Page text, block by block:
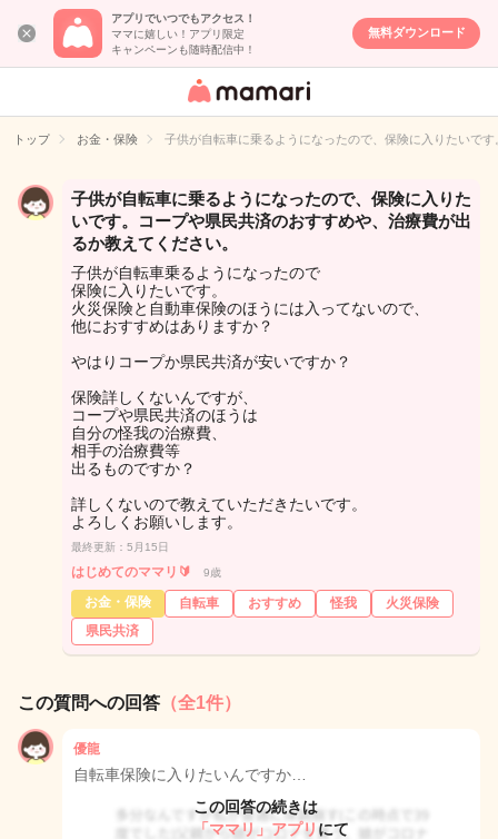
アプリでいつでもアクセス！
ママに嬉しい！アプリ限定
キャンペーンも随時配信中！
無料ダウンロード
女性専用匿名QA
イト
トップ お金・保険 子供が自転車に乗るようになったので、保険に入りたいで
子供が自転車に乗るようになったので、保険に入りた
いです。コープや県民共済のおすすめや、治療費が出
るか教えてください。
子供が自転車乗るようになったので
保険に入りたいです。
火災保険と自動車保険のほうには入ってないので、
他におすすめはありますか？
やはりコープか県民共済が安いですか？
保険詳しくないんですが、
コープや県民共済のほうは
自分の怪我の治療費、
相手の治療費等
出るものですか？
詳しくないので教えていただきたいです。
よろしくお願いします。
最終更新：5月15日
はじめてのママリ🔰 9歳
お金・保険 自転車 おすすめ 怪我
火災保険
県民共済
この質問への回答 （全1件）
優龍
自転車保険に入りたいんですか…
この回答の続きは
「ママリ」アプリ にて